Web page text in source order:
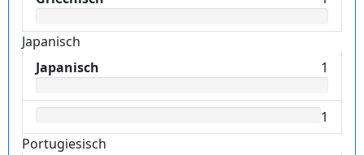
Japanisch
Japanisch
1
1
Portugiesisch